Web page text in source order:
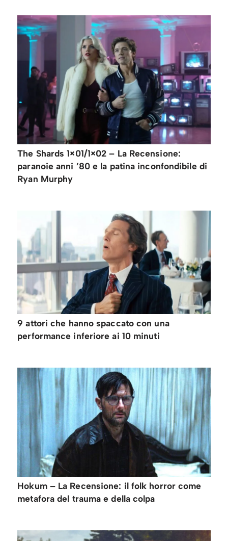
The Shards 1×01/1×02 – La Recensione:
paranoie anni ’80 e la patina inconfondibile di
Ryan Murphy
9 attori che hanno spaccato con una
performance inferiore ai 10 minuti
Hokum – La Recensione: il folk horror come
metafora del trauma e della colpa